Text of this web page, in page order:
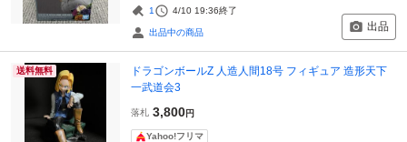
1 4/10 19:36終了
出品中の商品 出品
送料無料
ドラゴンボールZ 人造人間18号 フィギュア 造形天下
一武道会3
落札 3,800円
Yahoo!フリマ